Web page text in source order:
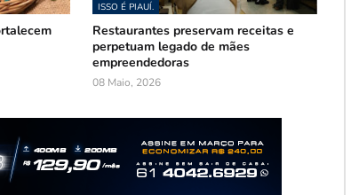
ISSO É PIAUÍ.
Restaurantes preservam receitas e
perpetuam legado de mães
empreendedoras
08 Maio, 2026